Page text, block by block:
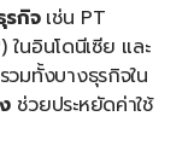
รกิจ เช่น PT
นอินโดนีเซีย และ
รวมทั้งบางธุรกิจใน
ช่วยประหยัดค่าใช้